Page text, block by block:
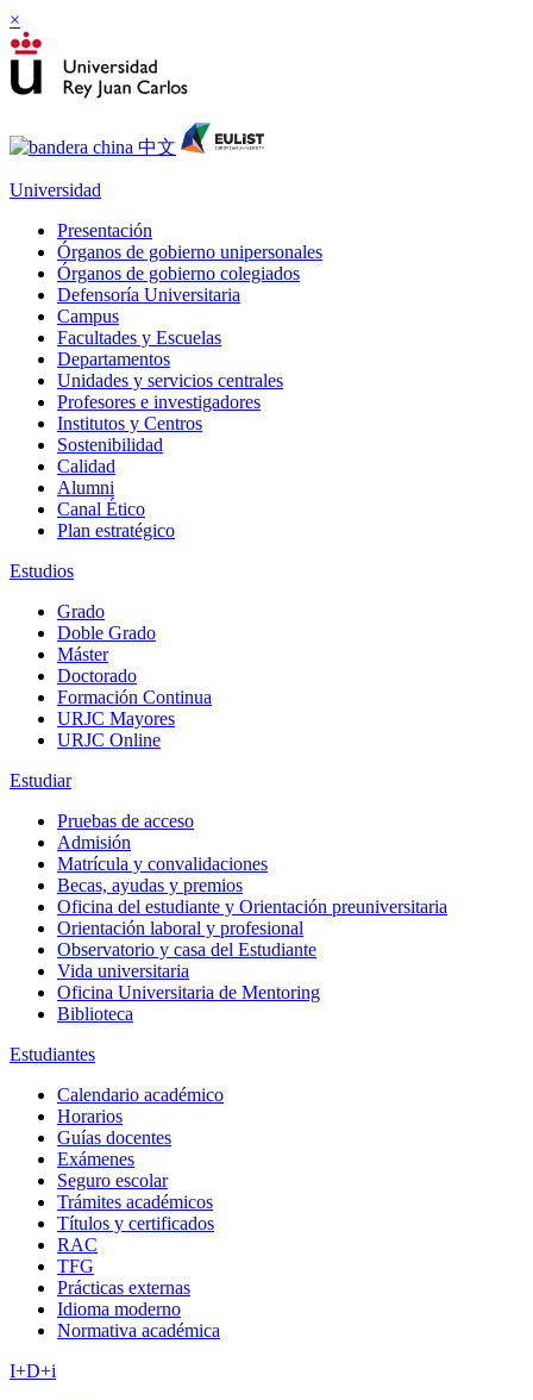
×
Universidad
Presentación
Órganos de gobierno unipersonales
Órganos de gobierno colegiados
Defensoría Universitaria
Campus
Facultades y Escuelas
Departamentos
Unidades y servicios centrales
Profesores e investigadores
Institutos y Centros
Sostenibilidad
Calidad
Alumni
Canal Ético
Plan estratégico
Estudios
Grado
Doble Grado
Máster
Doctorado
Formación Continua
URJC Mayores
URJC Online
Estudiar
Pruebas de acceso
Admisión
Matrícula y convalidaciones
Becas, ayudas y premios
Oficina del estudiante y Orientación preuniversitaria
Orientación laboral y profesional
Observatorio y casa del Estudiante
Vida universitaria
Oficina Universitaria de Mentoring
Biblioteca
Estudiantes
Calendario académico
Horarios
Guías docentes
Exámenes
Seguro escolar
Trámites académicos
Títulos y certificados
RAC
TFG
Prácticas externas
Idioma moderno
Normativa académica
I+D+i